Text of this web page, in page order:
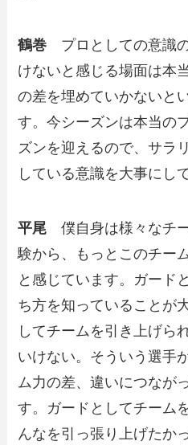
鶴巻 プロとしての意識
けないと感じる場面は本
の差を埋めていかないと
す。今シーズンは本当の
ズンを迎えるので、サラ
している意識を大事にし
平尾 僕自身は様々なチ
験から、もっとこのチー
と感じています。ガード
ち方を知っていることが
してチームを引き上げら
いけない。そういう選手
ム力の差、違いにつなが
す。ガードとしてチーム
んなを引っ張り上げたか